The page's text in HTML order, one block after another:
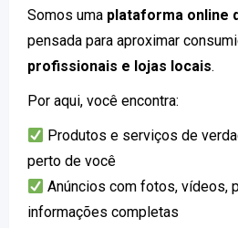
Somos uma plataforma online
pensada para aproximar
profissionais e lojas locais.
Por aqui, você encontra:
Produtos e serviços de
perto de você
Anúncios com fotos, vídeos,
informações completas